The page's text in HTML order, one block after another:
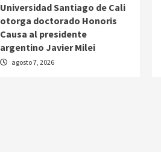
Universidad Santiago de Cali
otorga doctorado Honoris
Causa al presidente
argentino Javier Milei
agosto 7, 2026